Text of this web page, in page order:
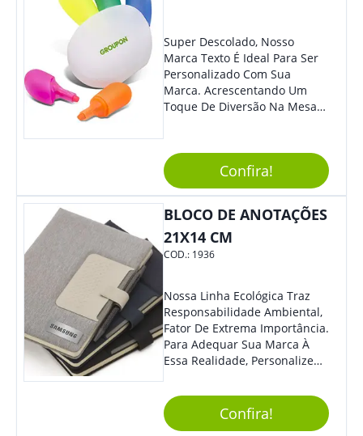
Super Descolado, Nosso
Marca Texto É Ideal Para Ser
Personalizado Com Sua
Marca. Acrescentando Um
Toque De Diversão Na Mesa
Clientes E Colaboradores. O
Grande Destaque De Eventos
E Feiras De Negócio
Empresa.
Confira!
BLOCO DE ANOTAÇÕES
21X14 CM
COD.: 1936
Nossa Linha Ecológica Traz
Responsabilidade Ambiental,
Fator De Extrema Importância.
Para Adequar Sua Marca À
Essa Realidade, Personalize
Anotações Com Post-It E
Caneta. Elaborado A Partir De
Material Reciclado, O Brinde
Confira!